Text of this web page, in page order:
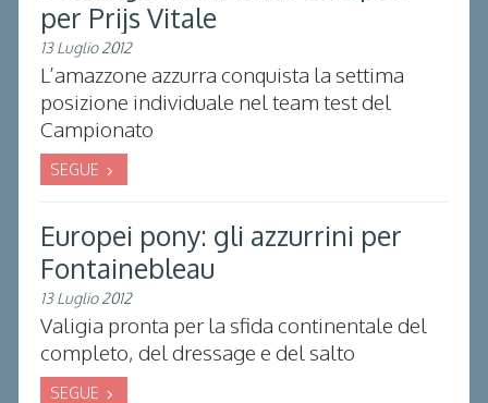
per Prijs Vitale
13 Luglio 2012
L’amazzone azzurra conquista la settima
posizione individuale nel team test del
Campionato
SEGUE
Europei pony: gli azzurrini per
Fontainebleau
13 Luglio 2012
Valigia pronta per la sfida continentale del
completo, del dressage e del salto
SEGUE